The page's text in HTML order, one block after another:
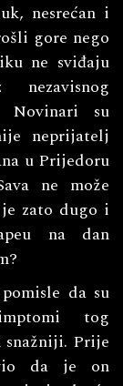
nesrećan i
gore nego
ne sviđaju
Novinari su
neprijatelj
u Prijedoru
ne može
zato dugo i
na dan
da su
tog​
snažniji. Prije
da je on